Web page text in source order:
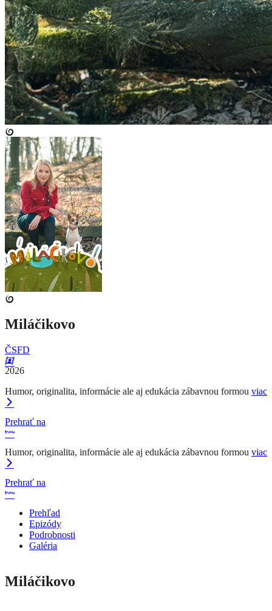
Miláčikovo
ČSFD
2026
Humor, originalita, informácie ale aj edukácia zábavnou formou viac
Prehrať na
Humor, originalita, informácie ale aj edukácia zábavnou formou viac
Prehrať na
Prehľad
Epizódy
Podrobnosti
Galéria
Miláčikovo